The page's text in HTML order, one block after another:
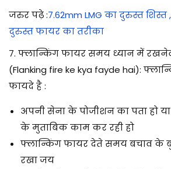
जरुर पढ़े:7.62mm LMG का दुरुस्त
दुरुस्त फायर का तरीका
7. फ्लान्किंग फायर समय ध्यान में
(Flanking fire ke kya fayde hai):
फायदे है :
अपनी सेना के पोजीशन का पता हो या
के मुताबिक काम कर रही हो
फ्लान्किंग फायर देते समय बचाव के
रखा जय